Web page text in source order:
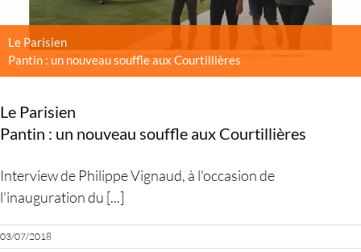
Le Parisien
Pantin : un nouveau souffle aux Courtillières
Le Parisien
Pantin : un nouveau souffle aux Courtillières
Interview de Philippe Vignaud, à l'occasion de
l'inauguration du [...]
03/07/2018